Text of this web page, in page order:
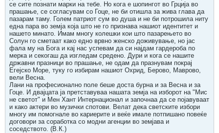
се сите познати марки на тебе. Но кога е шопингот во Грција во
прашање, се согласувам со Гоце, не би отишла за жива глава да
пазарам таму. Голем патриот сум во душа и не би потрошила ниту
една пара во земја која што не го признава нашиот идентитет и
нашето минато. Имам многу колешки кои што пазарењето во
Солун го сметаат како едно врвно женско доживување, но јас
фала му на Бога и кај нас успевам да си најдам гардероба по
мерка и секогаш да изгледам средено. Дури и кога се нашите
државни празници во прашање, не одам да празнувам покрај
Егејско Море, туку го избирам нашиот Охрид, Берово, Маврово,
вели Весна.
Лани на професионално поле беше доста бурна и за Весна и за
Гоце. И двајцата ја претставуваа нашата земја на изборот на "Мис
не светот" и Мен Хант Интернационал и започнаа да се појавуваат
и како актери во музички спотови. Велат дека светските избори
многу им помогнале во кариерите и веќе имале потпишано повеќе
договори за соработка со модни агенции во земјава и
соседството. (В.К.)